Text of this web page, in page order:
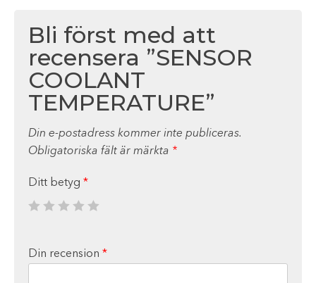
Bli först med att
recensera ”SENSOR
COOLANT
TEMPERATURE”
Din e-postadress kommer inte publiceras.
Obligatoriska fält är märkta *
Ditt betyg *
Din recension *